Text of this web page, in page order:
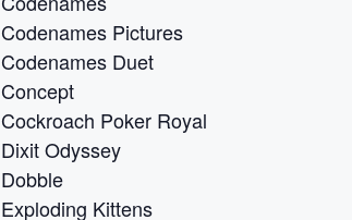
Codenames Pictures
Codenames Duet
Concept
Cockroach Poker Royal
Dixit Odyssey
Dobble
Exploding Kittens